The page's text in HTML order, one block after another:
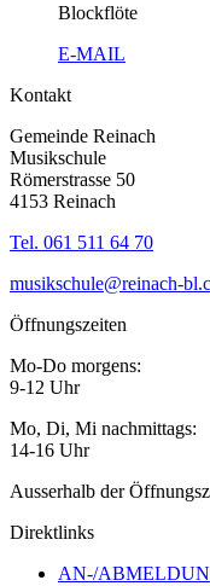
Blockflöte
E-MAIL
Kontakt
Gemeinde Reinach
Musikschule
Römerstrasse 50
4153 Reinach
Tel. 061 511 64 70
musikschule@reinach-
Öffnungszeiten
Mo-Do morgens:
9-12 Uhr
Mo, Di, Mi nachmittags:
14-16 Uhr
Ausserhalb der
Direktlinks
AN-/